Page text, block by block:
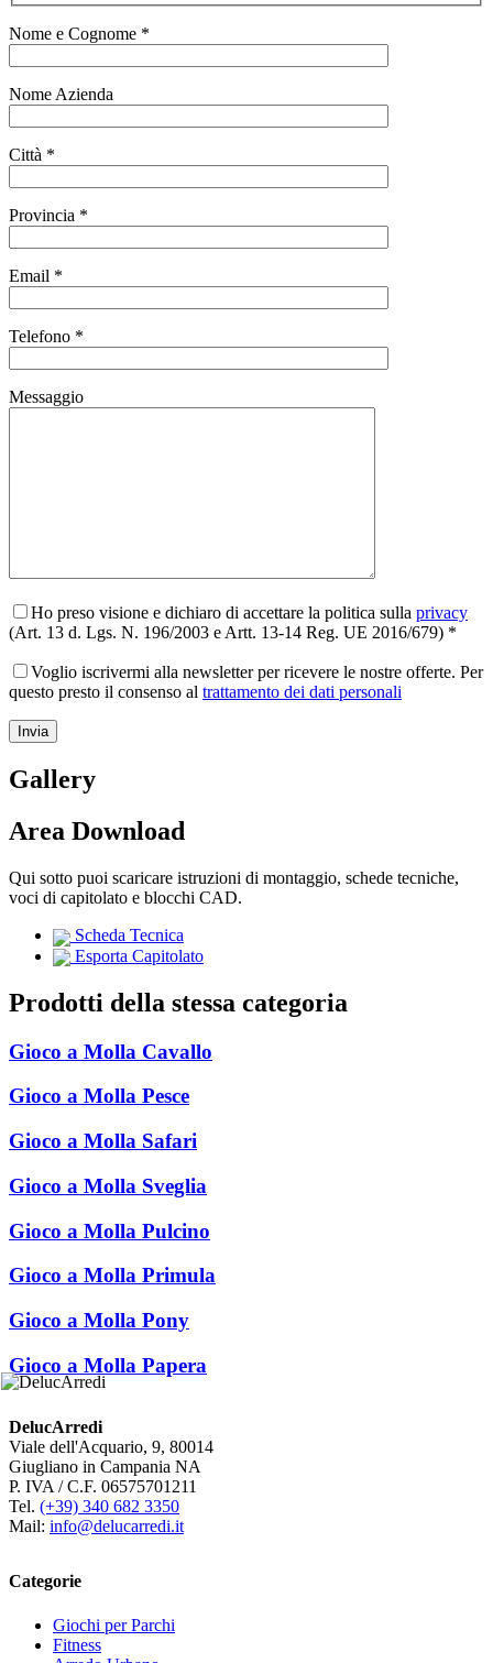
Nome e Cognome *
Nome Azienda
Città *
Provincia *
Email *
Telefono *
Messaggio
Ho preso visione e dichiaro di accettare la politica sulla privacy
(Art. 13 d. Lgs. N. 196/2003 e Artt. 13-14 Reg. UE 2016/679) *
Voglio iscrivermi alla newsletter per ricevere le nostre offerte. Per
questo presto il consenso al trattamento dei dati personali
Gallery
Area Download
Qui sotto puoi scaricare istruzioni di montaggio, schede tecniche,
voci di capitolato e blocchi CAD.
Scheda Tecnica
Esporta Capitolato
Prodotti della stessa categoria
Gioco a Molla Cavallo
Gioco a Molla Pesce
Gioco a Molla Safari
Gioco a Molla Sveglia
Gioco a Molla Pulcino
Gioco a Molla Primula
Gioco a Molla Pony
Gioco a Molla Papera
DelucArredi
Viale dell'Acquario, 9, 80014
Giugliano in Campania NA
P. IVA / C.F. 06575701211
Tel. (+39) 340 682 3350
Mail: info@delucarredi.it
Categorie
Giochi per Parchi
Fitness